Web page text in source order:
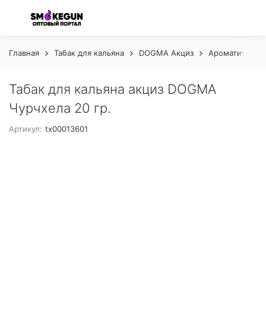
Главная Табак для кальяна DOGMA Акциз
Табак для кальяна акциз DOGMA
Чурчхела 20 гр.
Артикул: tx00013601